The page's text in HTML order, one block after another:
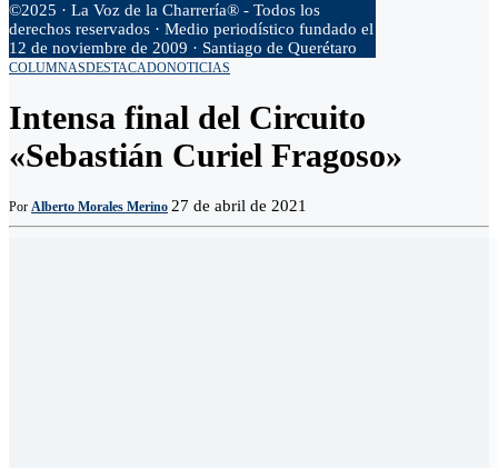
©2025 · La Voz de la Charrería® - Todos los
derechos reservados · Medio periodístico fundado el
12 de noviembre de 2009 · Santiago de Querétaro
COLUMNASDESTACADONOTICIAS
Intensa final del Circuito
«Sebastián Curiel Fragoso»
Por Alberto Morales Merino 27 de abril de 2021